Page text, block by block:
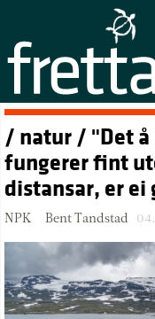
/ natur / "Det å
fungerer fint
distansar, er
NPK – Bent Tandstad